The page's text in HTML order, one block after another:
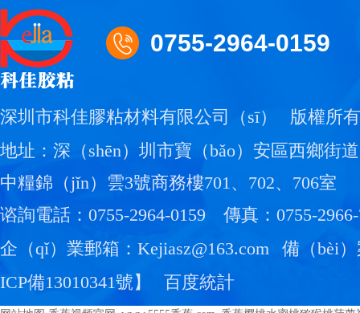
0755-2964-0159
深圳市科佳膠粘材料有限公司（sī）
版權所有
地址：深（shēn）圳市寶（bǎo）安區西鄉街
中糧錦（jǐn）雲3號商務樓701、702、706室
谘詢電話：0755-2964-0159
傳真：0755-
企（qǐ）業郵箱：Kejiasz@163.com
備（bèi
ICP備13010341號 】 百度統計